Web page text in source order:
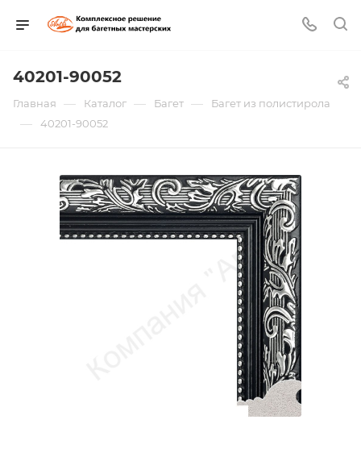
40201-90052
Главная — Каталог — Багет — Багет из полистирола
— 40201-90052